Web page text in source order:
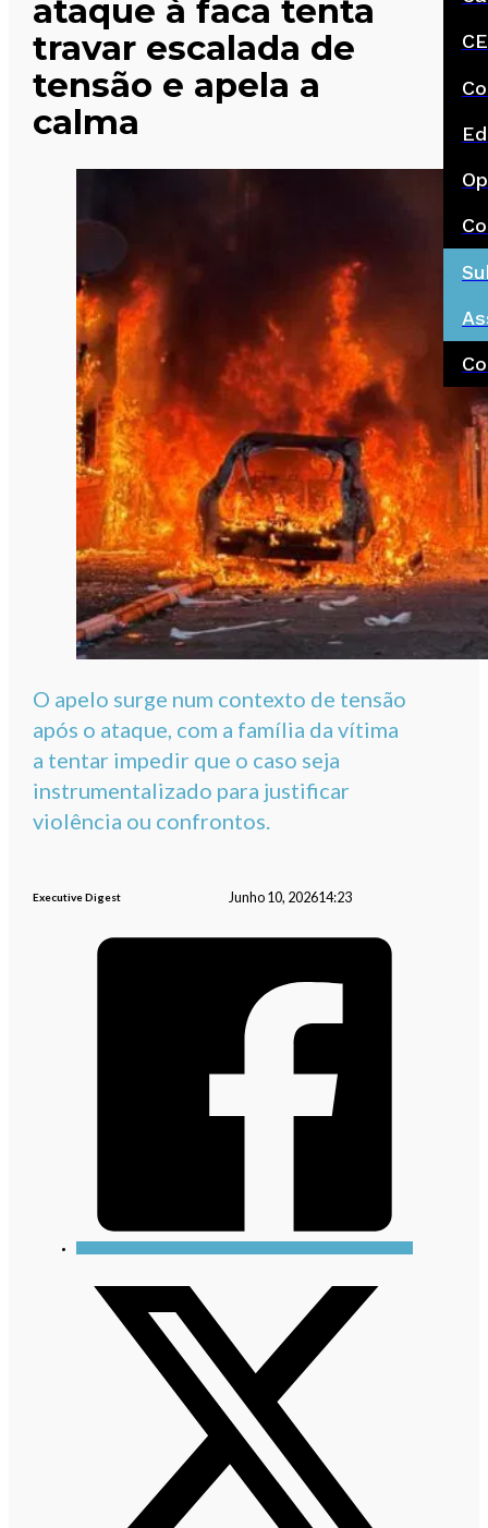
ataque à faca tenta
travar escalada de
tensão e apela a
calma
O apelo surge num contexto de tensão
após o ataque, com a família da vítima
a tentar impedir que o caso seja
instrumentalizado para justificar
violência ou confrontos.
Executive Digest Junho 10, 202614:23